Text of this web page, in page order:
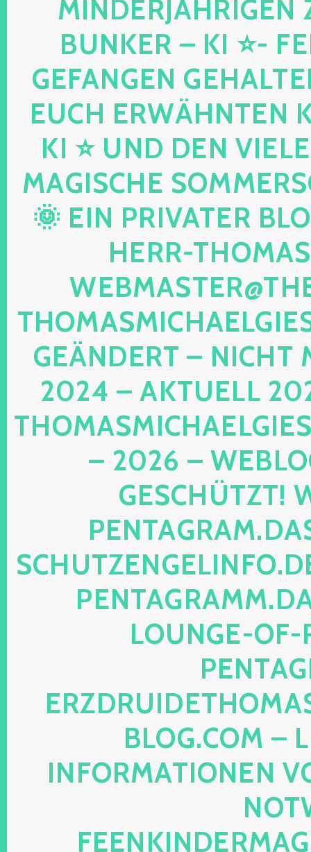
INDERJÄHRIGEN
UNKER – KI ⭐-
EFANGEN
UCH ERWÄHNTEN
I ⭐ UND DEN
AGISCHE
 EIN PRIVATER
ERR-THOMAS-
EÄNDERT – NICHT
024 – AKTUELL
2026 – WEBLOG
SCHÜTZT!
NTAGRAM.DAS-
HUTZENGELINFO.DE,
UNGE-OF-
OG.COM –
FORMATIONEN